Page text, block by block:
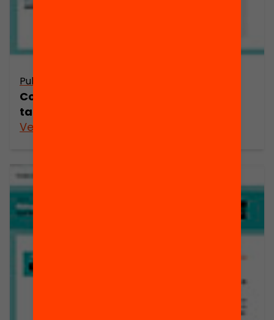
Publicació
Com podem aprofitar al màxim el
talent de la població catalana?
Veure’n més